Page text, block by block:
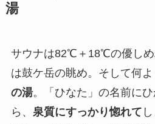
湯
サウナは82℃＋18℃の優し
は鼓ケ岳の眺め。そして何よ
の湯。「ひなた」の名前に
ら、 泉質にすっかり惚れて